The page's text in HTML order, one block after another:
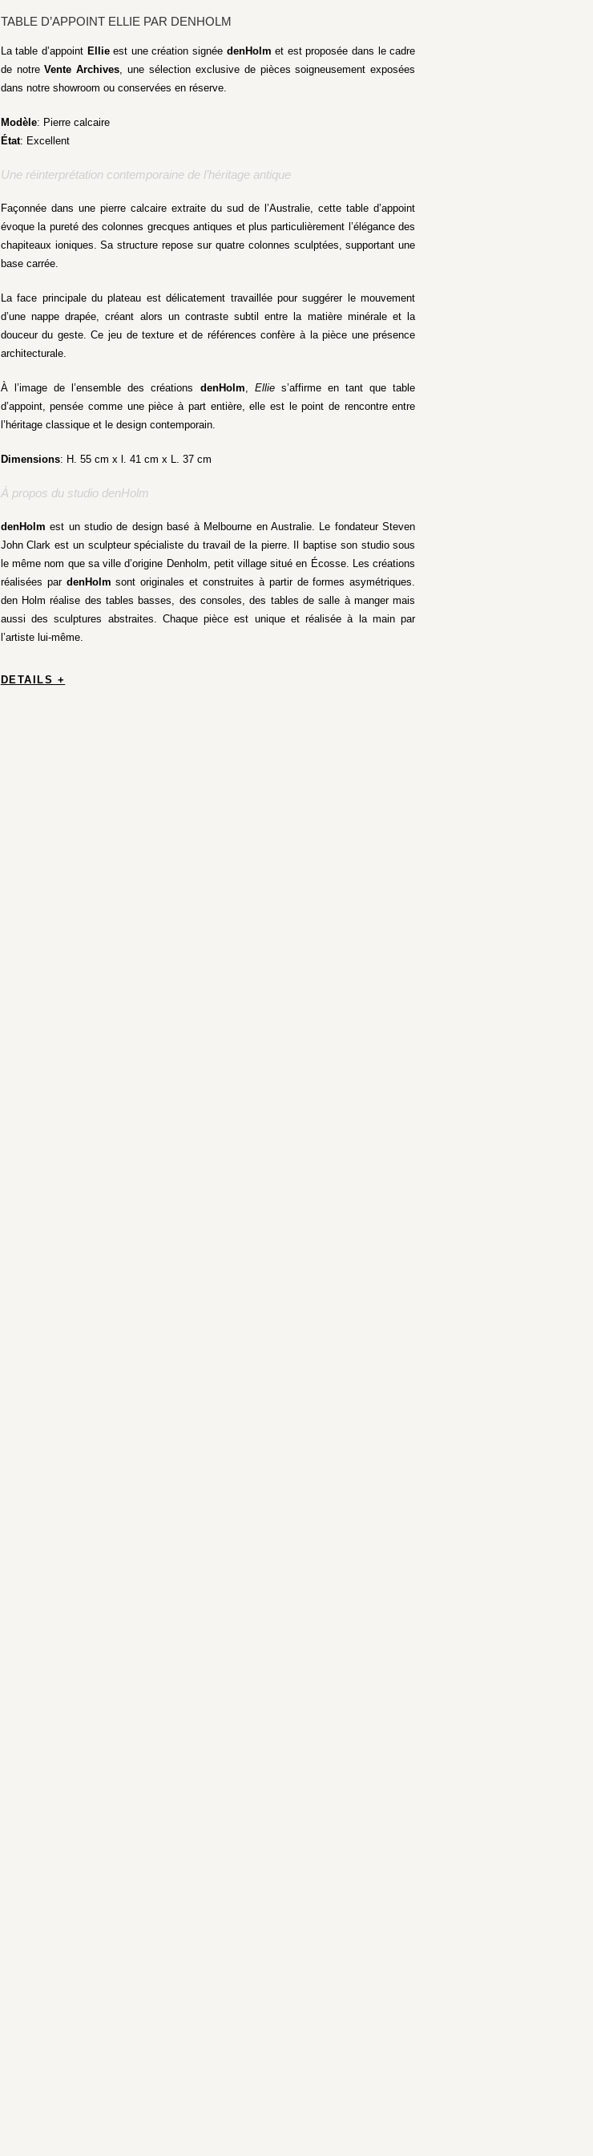
TABLE D’APPOINT ELLIE PAR DENHOLM
La table d’appoint Ellieest une création signée denHolm et est proposée dans le cadre
de notreVente Archives, une sélection exclusive de pièces soigneusement exposées
dans notre showroom ou conservées en réserve.
Modèle: Pierre calcaire
État: Excellent
Une réinterprétation contemporaine de l’héritage antique
Façonnée dans une pierre calcaire extraite du sud de l’Australie, cette table d’appoint
évoque la pureté des colonnes grecques antiques et plus particulièrement l’élégance des
chapiteaux ioniques. Sa structure repose sur quatre colonnes sculptées, supportant une
base carrée.
La face principale du plateau est délicatement travaillée pour suggérer le mouvement
d’une nappe drapée, créant alors un contraste subtil entre la matière minérale et la
douceur du geste. Ce jeu de texture et de références confère à la pièce une présence
architecturale.
À l’image de l’ensemble des créations denHolm, Ellie s’affirme en tant que table
d’appoint, pensée comme une pièce à part entière, elle est le point de rencontre entre
l’héritage classique et le design contemporain.
Dimensions: H. 55 cm x l. 41 cm x L. 37 cm
À propos du studio denHolm
denHolm est un studio de design basé à Melbourne en Australie. Le fondateur Steven
John Clark est un sculpteur spécialiste du travail de la pierre. Il baptise son studio sous
le même nom que sa ville d’origine Denholm, petit village situé en Écosse. Les créations
réalisées par denHolm sont originales et construites à partir de formes asymétriques.
den Holm réalise des tables basses, des consoles, des tables de salle à manger mais
aussi des sculptures abstraites. Chaque pièce est unique et réalisée à la main par
l’artiste lui-même.
DETAILS +